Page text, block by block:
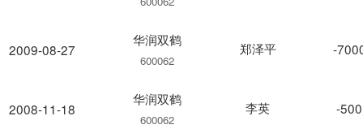
2009-08-27
2008-11-18
华润双鹤
600062
郑泽平 -
华润双鹤
600062
李英 -